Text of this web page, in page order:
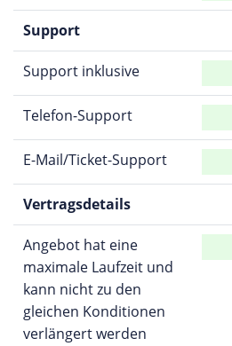
Support
Support inklusive
Telefon-Support
E-Mail/Ticket-Support
Vertragsdetails
Angebot hat eine
maximale Laufzeit und
kann nicht zu den
gleichen Konditionen
verlängert werden